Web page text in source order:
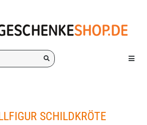
Menü
SCHILDKRÖTE